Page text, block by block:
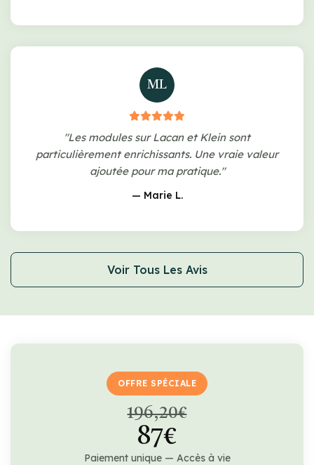
ML
"Les modules sur Lacan et Klein sont
particulièrement enrichissants. Une vraie valeur
ajoutée pour ma pratique."
— Marie L.
Voir Tous Les Avis
OFFRE SPÉCIALE
196,20€
87€
Paiement unique — Accès à vie